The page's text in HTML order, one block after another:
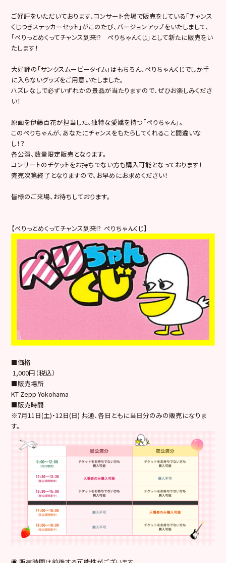
ご好評をいただいております、コンサート会場で販売をしている「チャンス
くじつきステッカーセット」がこのたび、バージョンアップをいたしまして、
「ぺりっとめくってチャンス到来!? ぺりちゃんくじ」として新たに販売をい
たします！
大好評の「サンクスムービータイム」はもちろん、ぺりちゃんくじでしか手
に入らないグッズをご用意いたしました。
ハズレなしで必ずいずれかの景品が当たりますので、ぜひお楽しみくださ
い！
原画を伊藤百花が担当した、独特な愛嬌を持つ「ぺりちゃん」。
このぺりちゃんが、あなたにチャンスをもたらしてくれること間違いな
し！？
各公演、数量限定販売となります。
コンサートのチケットをお持ちでない方も購入可能となっております！
完売次第終了となりますので、お早めにお求めください！
皆様のご来場、お待ちしております。
【ぺりっとめくってチャンス到来!? ぺりちゃんくじ】
■価格
1,000円（税込）
■販売場所
KT Zepp Yokohama
■販売時間
※7月11日(土)・12日(日) 共通、各日ともに当日分のみの販売になりま
す。